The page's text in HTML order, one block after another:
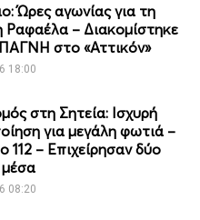
Ώρες αγωνίας για τη
Ραφαέλα – Διακομίστηκε
στο «Αττικόν»
18:00
στη Σητεία: Ισχυρή
για μεγάλη φωτιά –
112 – Επιχείρησαν δύο
μέσα
08:20